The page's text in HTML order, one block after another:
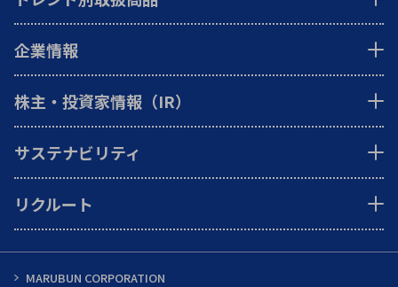
企業情報
株主・投資家情報（IR）
サステナビリティ
リクルート
MARUBUN CORPORATION